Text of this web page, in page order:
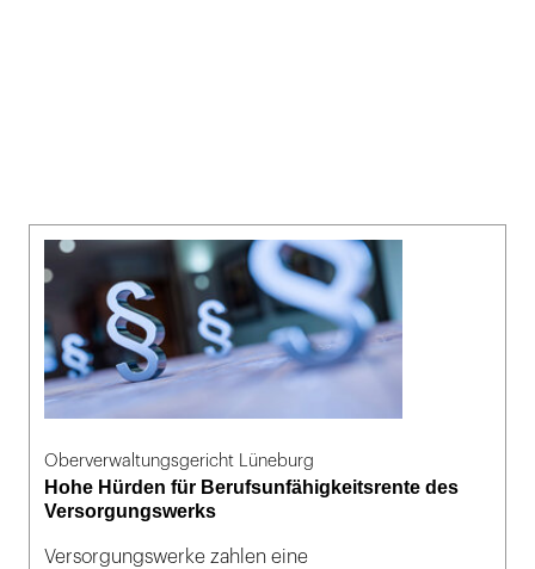
Oberverwaltungsgericht Lüneburg
Hohe Hürden für Berufsunfähigkeitsrente des
Versorgungswerks
Versorgungswerke zahlen eine